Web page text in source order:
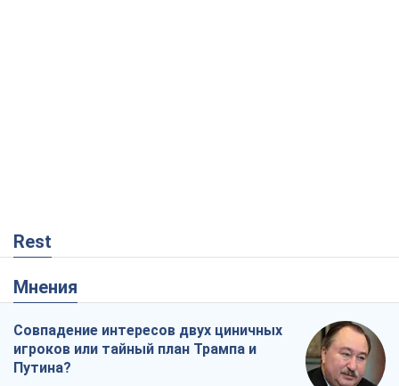
Rest
Мнения
Совпадение интересов двух циничных
игроков или тайный план Трампа и
Путина?